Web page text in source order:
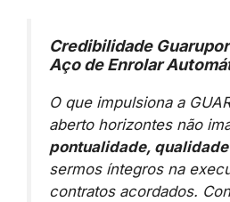
Credibilidade
Aço de Enrolar
O que impulsiona a
aberto horizontes não
pontualidade,
sermos íntegros na
contratos acordados.